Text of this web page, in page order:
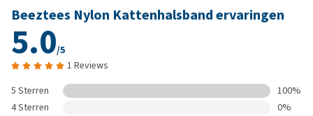
Beeztees Nylon Kattenhalsband ervaringen
5.0/5
1 Reviews
5 Sterren
100%
4 Sterren
0%